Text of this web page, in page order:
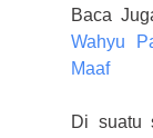
Baca
Wahyu
Maaf
Di suatu